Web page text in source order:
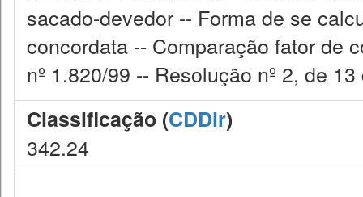
sacado-devedor -- Forma de se
concordata -- Comparação fator de
nº 1.820/99 -- Resolução nº 2, de
Classificação (CDDir)
342.24